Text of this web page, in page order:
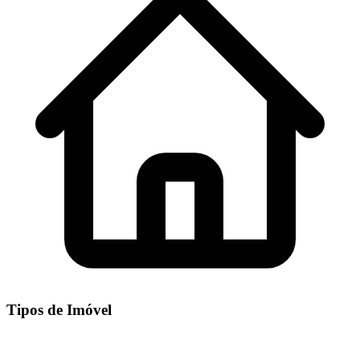
Tipos de Imóvel